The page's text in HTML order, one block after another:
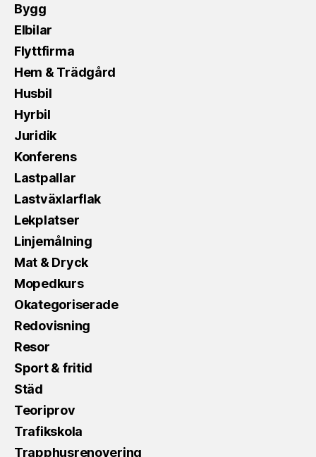
Bygg
Elbilar
Flyttfirma
Hem & Trädgård
Husbil
Hyrbil
Juridik
Konferens
Lastpallar
Lastväxlarflak
Lekplatser
Linjemålning
Mat & Dryck
Mopedkurs
Okategoriserade
Redovisning
Resor
Sport & fritid
Städ
Teoriprov
Trafikskola
Trapphusrenovering